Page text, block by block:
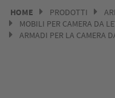
HOME PRODOTTI
MOBILI PER CAMERA DA
ARMADI PER LA CAMERA